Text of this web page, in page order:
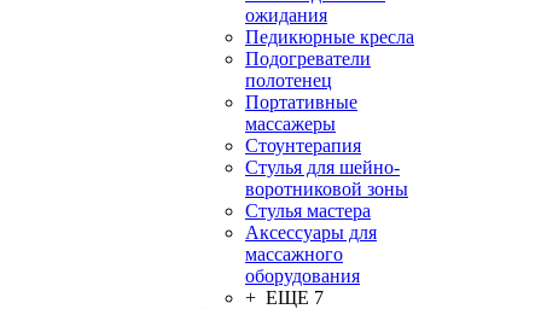
ожидания
Педикюрные кресла
Подогреватели
полотенец
Портативные
массажеры
Стоунтерапия
Стулья для шейно-
воротниковой зоны
Стулья мастера
Аксессуары для
массажного
оборудования
+ ЕЩЕ 7